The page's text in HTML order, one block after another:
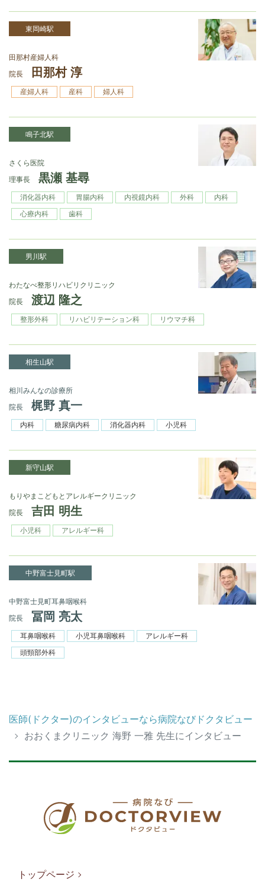
東岡崎駅
田那村産婦人科
院長
田那村 淳
産婦人科 産科 婦人科
鳴子北駅
さくら医院
理事長
黒瀬 基尋
消化器内科 胃腸内科 内視鏡内科 外科
内科
心療内科
歯科
男川駅
わたなべ整形リハビリクリニック
院長
渡辺 隆之
整形外科 リハビリテーション科 リウマチ科
相生山駅
相川みんなの診療所
院長
梶野 真一
内科 糖尿病内科 消化器内科 小児科
新守山駅
もりやまこどもとアレルギークリニック
院長
吉田 明生
小児科 アレルギー科
中野富士見町駅
中野富士見町耳鼻咽喉科
院長
冨岡 亮太
耳鼻咽喉科 小児耳鼻咽喉科
アレルギー科
頭頸部外科
医師(ドクター)のインタビューなら病院なびドクタビュー
おおくまクリニック 海野 一雅 先生にインタビュー
トップページ